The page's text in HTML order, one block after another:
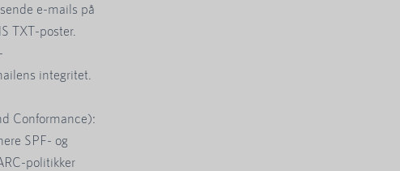
e-mails på
TXT-poster.
integritet.
Conformance):
SPF- og
politikker